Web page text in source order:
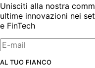
Unisciti alla nostra
ultime innovazioni nei
e FinTech
AL TUO FIANCO